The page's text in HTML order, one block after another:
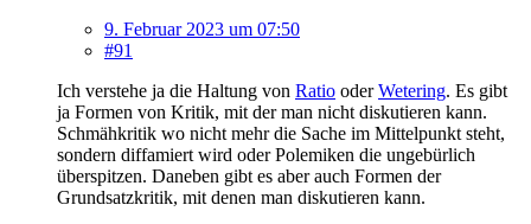
9. Februar 2023 um 07:50
#91
Ich verstehe ja die Haltung von Ratio oderWetering. Es gibt
ja Formen von Kritik, mit der man nicht diskutieren kann.
Schmähkritik wo nicht mehr die Sache im Mittelpunkt steht,
sondern diffamiert wird oder Polemiken die ungebürlich
überspitzen. Daneben gibt es aber auch Formen der
Grundsatzkritik, mit denen man diskutieren kann.